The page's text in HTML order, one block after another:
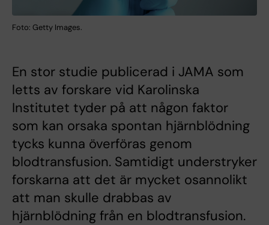
Foto: Getty Images.
En stor studie publicerad i JAMA som
letts av forskare vid Karolinska
Institutet tyder på att någon faktor
som kan orsaka spontan hjärnblödning
tycks kunna överföras genom
blodtransfusion. Samtidigt understryker
forskarna att det är mycket osannolikt
att man skulle drabbas av
hjärnblödning från en blodtransfusion.